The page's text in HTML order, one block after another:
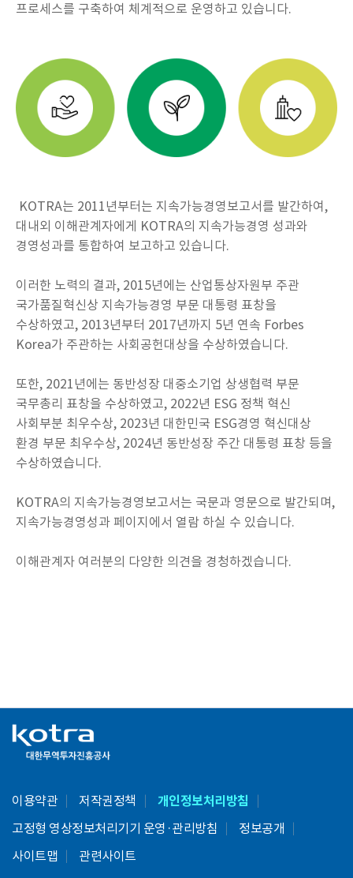
프로세스를 구축하여 체계적으로 운영하고 있습니다.
KOTRA는 2011년부터는 지속가능경영보고서를 발간하여,
대내외 이해관계자에게 KOTRA의 지속가능경영 성과와
경영성과를 통합하여 보고하고 있습니다.
이러한 노력의 결과, 2015년에는 산업통상자원부 주관
국가품질혁신상 지속가능경영 부문 대통령 표창을
수상하였고, 2013년부터 2017년까지 5년 연속 Forbes
Korea가 주관하는 사회공헌대상을 수상하였습니다.
또한, 2021년에는 동반성장 대중소기업 상생협력 부문
국무총리 표창을 수상하였고, 2022년 ESG 정책 혁신
사회부분 최우수상, 2023년 대한민국 ESG경영 혁신대상
환경 부문 최우수상, 2024년 동반성장 주간 대통령 표창 등을
수상하였습니다.
KOTRA의 지속가능경영보고서는 국문과 영문으로 발간되며,
지속가능경영성과 페이지에서 열람 하실 수 있습니다.
이해관계자 여러분의 다양한 의견을 경청하겠습니다.
이용약관 저작권정책 개인정보처리방침
고정형 영상정보처리기기 운영·관리방침
정보공개
사이트맵
관련사이트